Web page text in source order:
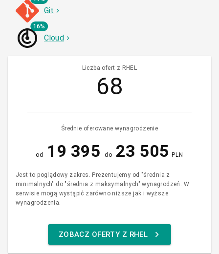
Git
16%
Cloud
Liczba ofert z RHEL
68
Średnie oferowane wynagrodzenie
od 19 395 do 23 505 PLN
Jest to poglądowy zakres. Prezentujemy od "średnia z
minimalnych" do "średnia z maksymalnych" wynagrodzeń. W
serwisie mogą wystąpić zarówno niższe jak i wyższe
wynagrodzenia.
ZOBACZ OFERTY Z RHEL